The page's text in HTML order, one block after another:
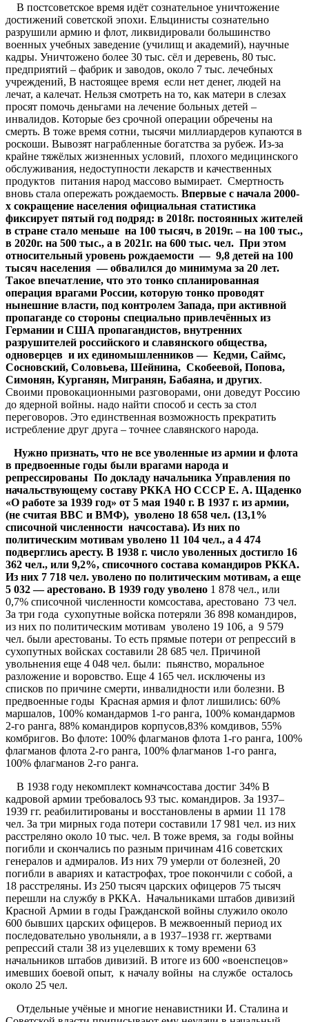
В постсоветское время идёт сознательное уничтожение
достижений советской эпохи. Ельцинисты сознательно
разрушили армию и флот, ликвидировали большинство
военных учебных заведение (училищ и академий), научные
кадры. Уничтожено более 30 тыс. сёл и деревень, 80 тыс.
предприятий – фабрик и заводов, около 7 тыс. лечебных
учреждений, В настоящее время если нет денег, людей на
лечат, а калечат. Нельзя смотреть на то, как матери в слезах
просят помочь деньгами на лечение больных детей –
инвалидов. Которые без срочной операции обречены на
смерть. В тоже время сотни, тысячи миллиардеров купаются в
роскоши. Вывозят награбленные богатства за рубеж. Из-за
крайне тяжёлых жизненных условий, плохого медицинского
обслуживания, недоступности лекарств и качественных
продуктов питания народ массово вымирает. Смертность
вновь стала опережать рождаемость. Впервые с начала 2000-
х сокращение населения официальная статистика
фиксирует пятый год подряд: в 2018г. постоянных жителей
в стране стало меньше на 100 тысяч, в 2019г. – на 100 тыс.,
в 2020г. на 500 тыс., а в 2021г. на 600 тыс. чел. При этом
относительный уровень рождаемости — 9,8 детей на 100
тысяч населения — обвалился до минимума за 20 лет.
Такое впечатление, что это тонко спланированная
операция врагами России, которую тонко проводят
нынешние власти, под контролем Запада, при активной
пропаганде со стороны специально привлечённых из
Германии и США пропагандистов, внутренних
разрушителей российского и славянского общества,
одноверцев и их единомышленников — Кедми, Саймс,
Сосновский, Соловьева, Шейнина, Скобеевой, Попова,
Симонян, Курганян, Мигранян, Бабаяна, и других.
Своими провокационными разговорами, они доведут Россию
до ядерной войны. надо найти способ и сесть за стол
переговоров. Это единственная возможность прекратить
истребление друг друга – точнее славянского народа.
Нужно признать, что не все уволенные из армии и флота
в предвоенные годы были врагами народа и
репрессированы По докладу начальника Управления по
начальствующему составу РККА НО СССР Е. А. Щаденко
«О работе за 1939 год» от 5 мая 1940 г. В 1937 г. из армии,
(не считая ВВС и ВМФ), уволено 18 658 чел. (13,1%
списочной численности начсостава). Из них по
политическим мотивам уволено 11 104 чел., а 4 474
подверглись аресту. В 1938 г. число уволенных достигло 16
362 чел., или 9,2%, списочного состава командиров РККА.
Из них 7 718 чел. уволено по политическим мотивам, а еще
5 032 — арестовано. В 1939 году уволено 1 878 чел., или
0,7% списочной численности комсостава, арестовано 73 чел.
За три года сухопутные войска потеряли 36 898 командиров,
из них по политическим мотивам уволено 19 106, а 9 579
чел. были арестованы. То есть прямые потери от репрессий в
сухопутных войсках составили 28 685 чел. Причиной
увольнения еще 4 048 чел. были: пьянство, моральное
разложение и воровство. Еще 4 165 чел. исключены из
списков по причине смерти, инвалидности или болезни. В
предвоенные годы Красная армия и флот лишились: 60%
маршалов, 100% командармов 1-го ранга, 100% командармов
2-го ранга, 88% командиров корпусов,83% комдивов, 55%
комбригов. Во флоте: 100% флагманов флота 1-го ранга, 100%
флагманов флота 2-го ранга, 100% флагманов 1-го ранга,
100% флагманов 2-го ранга.
В 1938 году некомплект комначсостава достиг 34% В
кадровой армии требовалось 93 тыс. командиров. За 1937–
1939 гг. реабилитированы и восстановлены в армии 11 178
чел. За три мирных года потери составили 17 981 чел. из них
расстреляно около 10 тыс. чел. В тоже время, за годы войны
погибли и скончались по разным причинам 416 советских
генералов и адмиралов. Из них 79 умерли от болезней, 20
погибли в авариях и катастрофах, трое покончили с собой, а
18 расстреляны. Из 250 тысяч царских офицеров 75 тысяч
перешли на службу в РККА. Начальниками штабов дивизий
Красной Армии в годы Гражданской войны служило около
600 бывших царских офицеров. В межвоенный период их
последовательно увольняли, а в 1937–1938 гг. жертвами
репрессий стали 38 из уцелевших к тому времени 63
начальников штабов дивизий. В итоге из 600 «военспецов»
имевших боевой опыт, к началу войны на службе осталось
около 25 чел.
Отдельные учёные и многие ненавистники И. Сталина и